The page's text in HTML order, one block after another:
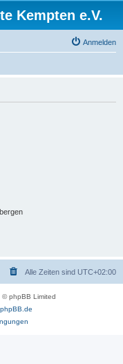
Kempten e.V.
Anmelden
Alle Zeiten sind UTC+02:00
© phpBB Limited
phpBB.de